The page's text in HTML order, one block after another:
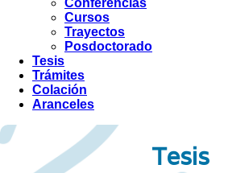
Conferencias
Cursos
Trayectos
Posdoctorado
Tesis
Trámites
Colación
Aranceles
Tesis